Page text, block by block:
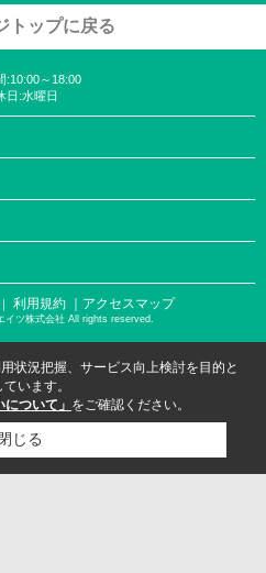
トップに戻る
:10:00～18:00
日:水曜日
利用規約 ｜アクセスマップ
イツ株式会社 All rights reserved.
状況把握、サービス向上検討を目的と
います。
ついて」 をご確認ください。
閉じる